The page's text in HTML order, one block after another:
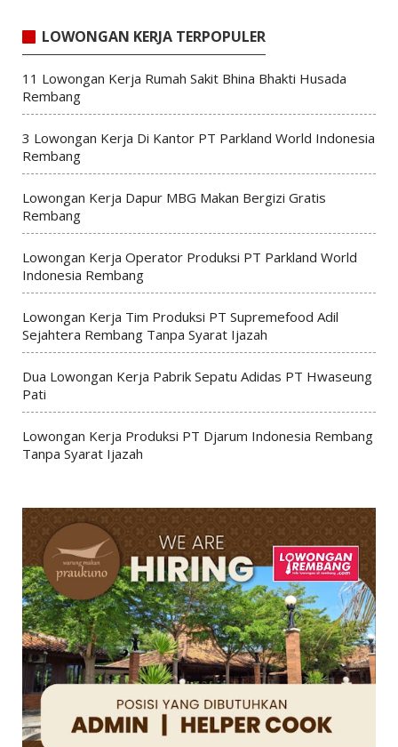
LOWONGAN KERJA TERPOPULER
11 Lowongan Kerja Rumah Sakit Bhina Bhakti Husada
Rembang
3 Lowongan Kerja Di Kantor PT Parkland World Indonesia
Rembang
Lowongan Kerja Dapur MBG Makan Bergizi Gratis
Rembang
Lowongan Kerja Operator Produksi PT Parkland World
Indonesia Rembang
Lowongan Kerja Tim Produksi PT Supremefood Adil
Sejahtera Rembang Tanpa Syarat Ijazah
Dua Lowongan Kerja Pabrik Sepatu Adidas PT Hwaseung
Pati
Lowongan Kerja Produksi PT Djarum Indonesia Rembang
Tanpa Syarat Ijazah